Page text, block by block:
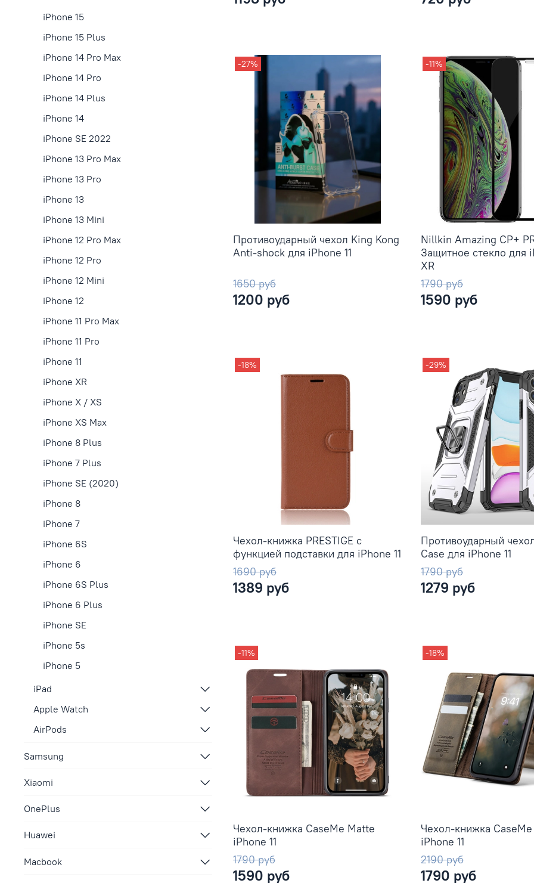
-27%
Противоударный чехол King Kong
Anti-shock для iPhone 11
1650 руб
1200 руб
-11%
Nillkin Amazing CP+
Защитное стекло для
XR
1790 руб
1590 руб
-18%
Чехол-книжка PRESTIGE с
функцией подставки для iPhone 11
1690 руб
1389 руб
-29%
Противоударный
Case для iPhone 11
1790 руб
1279 руб
-11%
Чехол-книжка CaseMe Matte
iPhone 11
1790 руб
1590 руб
-18%
Чехол-книжка CaseMe
iPhone 11
2190 руб
1790 руб
iPhone 15
iPhone 15 Plus
iPhone 14 Pro Max
iPhone 14 Pro
iPhone 14 Plus
iPhone 14
iPhone SE 2022
iPhone 13 Pro Max
iPhone 13 Pro
iPhone 13
iPhone 13 Mini
iPhone 12 Pro Max
iPhone 12 Pro
iPhone 12 Mini
iPhone 12
iPhone 11 Pro Max
iPhone 11 Pro
iPhone 11
iPhone XR
iPhone X / XS
iPhone XS Max
iPhone 8 Plus
iPhone 7 Plus
iPhone SE (2020)
iPhone 8
iPhone 7
iPhone 6S
iPhone 6
iPhone 6S Plus
iPhone 6 Plus
iPhone SE
iPhone 5s
iPhone 5
iPad
Apple Watch
AirPods
Samsung
Xiaomi
OnePlus
Huawei
Macbook